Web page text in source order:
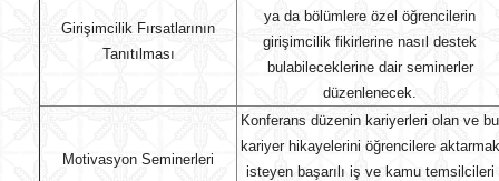
Girişimcilik Fırsatlarının
Tanıtılması
ya da bölümlere özel öğrencilerin
girişimcilik fikirlerine nasıl destek
bulabileceklerine dair seminerler
düzenlenecek.
Motivasyon Seminerleri
Konferans düzenin kariyerleri olan ve bu
kariyer hikayelerini öğrencilere aktarmak
isteyen başarılı iş ve kamu temsilcileri